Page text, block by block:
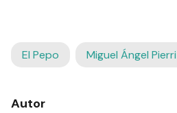
El Pepo Miguel Ángel Pierri
Autor